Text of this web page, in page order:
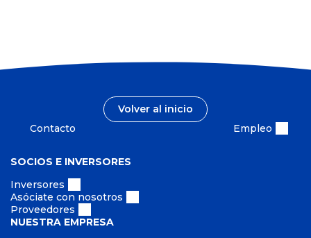
n
c
a
d
d
Volver al inicio
Contacto
Empleo
SOCIOS E INVERSORES
Inversores
Asóciate con nosotros
Proveedores
NUESTRA EMPRESA